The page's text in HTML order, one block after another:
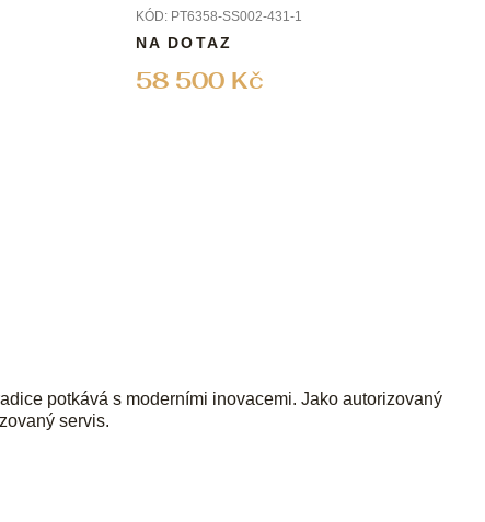
KÓD: PT6358-SS002-431-1
58 500 Kč
NA DOTAZ
potkává s moderními inovacemi. Jako autorizovaný
servis.